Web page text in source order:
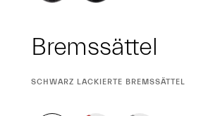
Bremssättel
CURRENT
SCHWARZ LACKIERTE BREMSSÄTTEL